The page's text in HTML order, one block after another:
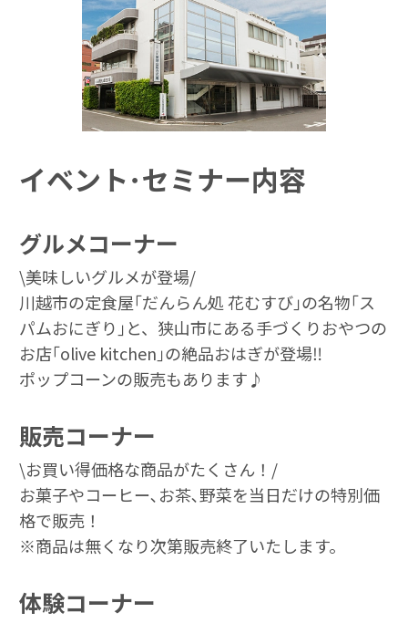
イベント･セミナー内容
グルメコーナー
\美味しいグルメが登場/
川越市の定食屋｢だんらん処 花むすび｣の名物｢ス
パムおにぎり｣と、狭山市にある手づくりおやつの
お店｢olive kitchen｣の絶品おはぎが登場‼
ポップコーンの販売もあります♪
販売コーナー
\お買い得価格な商品がたくさん！/
お菓子やコーヒー､お茶､野菜を当日だけの特別価
格で販売！
※商品は無くなり次第販売終了いたします。
体験コーナー